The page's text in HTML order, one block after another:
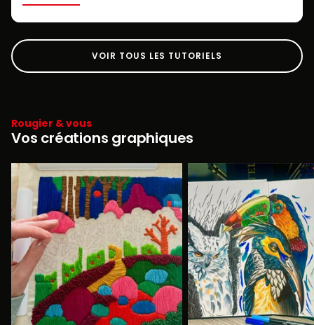
VOIR TOUS LES TUTORIELS
Rougier & vous
Vos créations graphiques